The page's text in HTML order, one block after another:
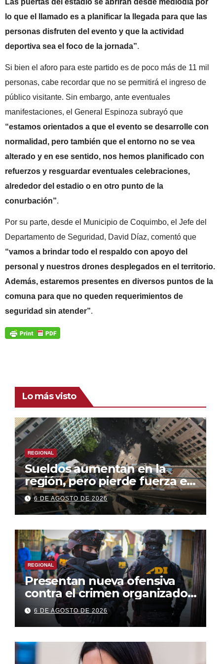
Las puertas del estadio se abrirán desde mediodía por
lo que el llamado es a planificar la llegada para que las
personas disfruten del evento y que la actividad
deportiva sea el foco de la jornada”.
Si bien el aforo para este partido es de poco más de 11 mil
personas, cabe recordar que no se permitirá el ingreso de
público visitante. Sin embargo, ante eventuales
manifestaciones, el General Espinoza subrayó que
“estamos orientados a que el evento se desarrolle con
normalidad, pero también que el entorno no se vea
alterado y en ese sentido, nos hemos planificado con
refuerzos y resguardar eventuales celebraciones,
alrededor del estadio o en otro punto de la
conurbación”.
Por su parte, desde el Municipio de Coquimbo, el Jefe del
Departamento de Seguridad, David Díaz, comentó que
“vamos a brindar todo el respaldo con apoyo del
personal y nuestros drones desplegados en el territorio.
Además, estaremos presentes en diversos puntos de la
comuna para que no queden requerimientos de
seguridad sin atender”.
Lo más visto
REGIONAL
Sueldos aumentan en la
región, pero pierde fuerza el
empleo formal
6 DE AGOSTO DE 2026
REGIONAL
Presentan nueva ofensiva
contra el crimen organizado:
más control territorial,
cárceles más estrictas y
decomiso de bienes
6 DE AGOSTO DE 2026